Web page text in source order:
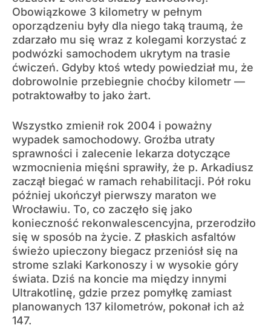
Obowiązkowe 3 kilometry w pełnym
oporządzeniu były dla niego taką traumą, że
zdarzało mu się wraz z kolegami korzystać z
podwózki samochodem ukrytym na trasie
ćwiczeń. Gdyby ktoś wtedy powiedział mu, że
dobrowolnie przebiegnie choćby kilometr —
potraktowałby to jako żart.
Wszystko zmienił rok 2004 i poważny
wypadek samochodowy. Groźba utraty
sprawności i zalecenie lekarza dotyczące
wzmocnienia mięśni sprawiły, że p. Arkadiusz
zaczął biegać w ramach rehabilitacji. Pół roku
później ukończył pierwszy maraton we
Wrocławiu. To, co zaczęło się jako
konieczność rekonwalescencyjna, przerodziło
się w sposób na życie. Z płaskich asfaltów
świeżo upieczony biegacz przeniósł się na
strome szlaki Karkonoszy i w wysokie góry
świata. Dziś na koncie ma między innymi
Ultrakotlinę, gdzie przez pomyłkę zamiast
planowanych 137 kilometrów, pokonał ich aż
147.